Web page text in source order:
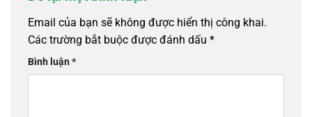
Email của bạn sẽ không được hiển thị công khai.
Các trường bắt buộc được đánh dấu *
Bình luận*